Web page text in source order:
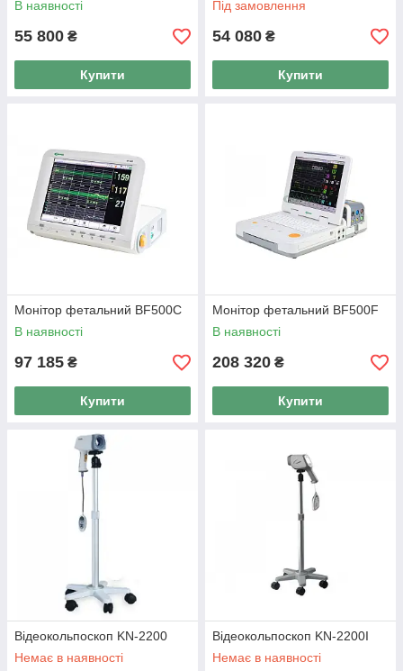
В наявності
55 800 ₴
Купити
Під замовлення
54 080 ₴
Купити
Монітор фетальний BF500C
В наявності
97 185 ₴
Купити
Монітор фетальний BF500F
В наявності
208 320 ₴
Купити
Відеокольпоскоп KN-2200
Немає в наявності
Відеокольпоскоп KN-2200I
Немає в наявності